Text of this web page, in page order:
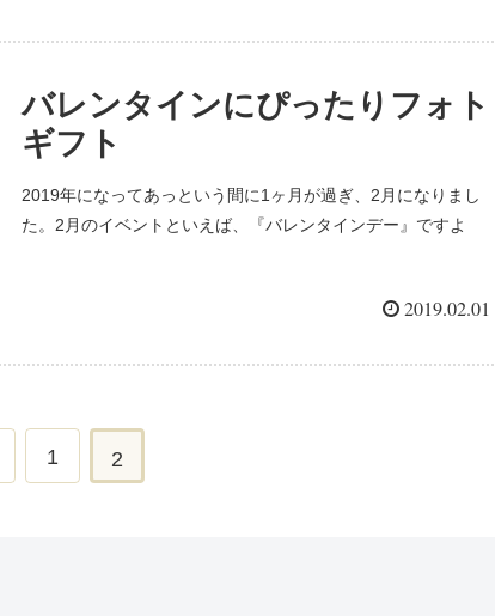
バレンタインにぴったりフォト
ギフト
2019年になってあっという間に1ヶ月が過ぎ、2月になりまし
た。2月のイベントといえば、『バレンタインデー』ですよ
2019.02.01
1 2